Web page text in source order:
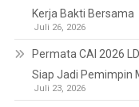
Kerja Bakti Bersama
Juli 26, 2026
Permata CAI 2026
Siap Jadi Pemimpin
Juli 23, 2026